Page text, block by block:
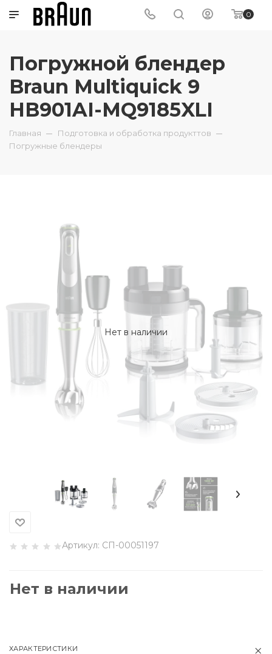
0
Погружной блендер
Braun Multiquick 9
HB901AI-MQ9185XLI
Главная
Подготовка и обработка продукттов
Погружные блендеры
Нет в наличии
Артикул: СП-00051197
Нет в наличии
ХАРАКТЕРИСТИКИ